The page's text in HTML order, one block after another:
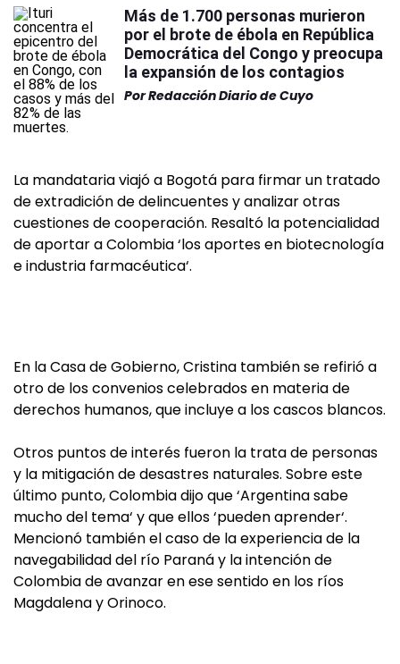
Más de 1.700 personas murieron
por el brote de ébola en República
Democrática del Congo y preocupa
la expansión de los contagios
PorRedacción Diario de Cuyo
La mandataria viajó a Bogotá para firmar un tratado
de extradición de delincuentes y analizar otras
cuestiones de cooperación. Resaltó la potencialidad
de aportar a Colombia ‘los aportes en biotecnología
e industria farmacéutica‘.
En la Casa de Gobierno, Cristina también se refirió a
otro de los convenios celebrados en materia de
derechos humanos, que incluye a los cascos blancos.
Otros puntos de interés fueron la trata de personas
y la mitigación de desastres naturales. Sobre este
último punto, Colombia dijo que ‘Argentina sabe
mucho del tema‘ y que ellos ‘pueden aprender‘.
Mencionó también el caso de la experiencia de la
navegabilidad del río Paraná y la intención de
Colombia de avanzar en ese sentido en los ríos
Magdalena y Orinoco.